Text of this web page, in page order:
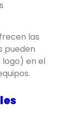
las
pueden
en el